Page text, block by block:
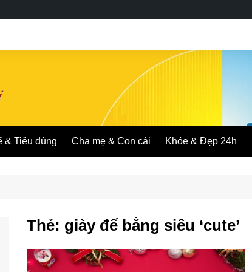
& Tiêu dùng Cha mẹ & Con cái Khỏe & Đẹp 24h
Thẻ: giày đế bằng siêu ‘cute’